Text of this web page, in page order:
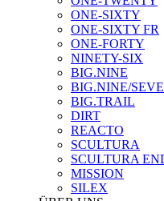
ONE-SIXTY
ONE-SIXTY FR
ONE-FORTY
NINETY-SIX
BIG.NINE
BIG.NINE/
BIG.TRAIL
DIRT
REACTO
SCULTURA
SCULTURA
MISSION
SILEX